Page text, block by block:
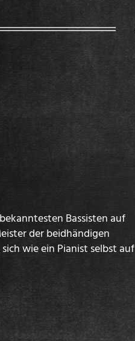
Bassisten auf
der beidhändigen
wie ein Pianist selbst auf